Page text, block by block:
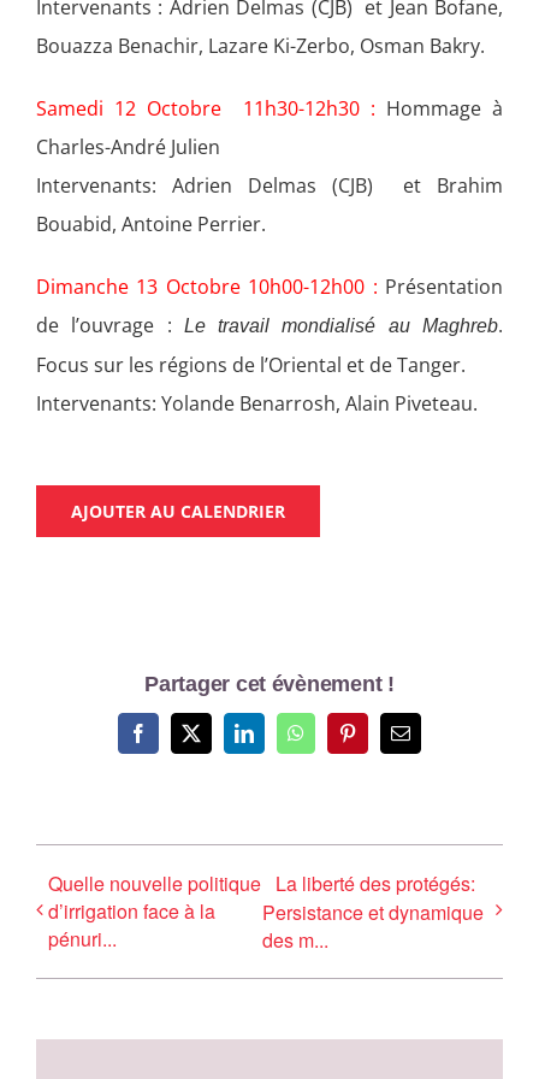
Intervenants : Adrien Delmas (CJB) et Jean Bofane,
Bouazza Benachir, Lazare Ki-Zerbo, Osman Bakry.
Samedi 12 Octobre 11h30-12h30 : Hommage à
Charles-André Julien
Intervenants: Adrien Delmas (CJB) et Brahim
Bouabid, Antoine Perrier.
Dimanche 13 Octobre 10h00-12h00 : Présentation
de l’ouvrage :
Le travail mondialisé au Maghreb.
Focus sur les régions de l’Oriental et de Tanger.
Intervenants: Yolande Benarrosh, Alain Piveteau.
AJOUTER AU CALENDRIER
Partager cet évènement !
Facebook
X LinkedInWhatsAppPinterestEmail
Quelle nouvelle politique
d’irrigation face à la
pénuri...
La liberté des protégés:
Persistance et dynamique
des m...